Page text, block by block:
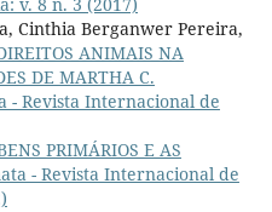
v. 8 n. 3 (2017)
Cinthia Berganwer Pereira,
ANIMAIS NA
DE MARTHA C.
- Revista Internacional de
PRIMÁRIOS E AS
- Revista Internacional de